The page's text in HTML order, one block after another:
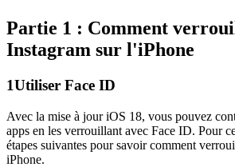
Partie 1 : Comment
Instagram sur l'iPhone
1Utiliser Face ID
Avec la mise à jour iOS 18, vous pouvez
apps en les verrouillant avec Face ID. Pour
étapes suivantes pour savoir comment
iPhone.